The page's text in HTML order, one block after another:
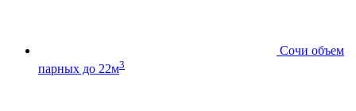
Сочи объем
парных до 22м3